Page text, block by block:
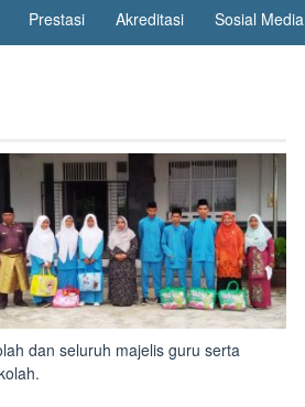
Prestasi Akreditasi Sosial Media
dan seluruh majelis guru serta